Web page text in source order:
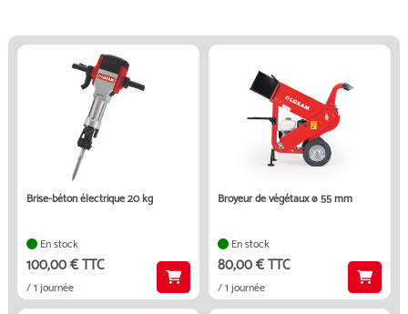
brise-béton électrique 20 kg
En stock
100,00 € TTC
/ 1 journée
broyeur de végétaux ø 55 mm
En stock
80,00 € TTC
/ 1 journée